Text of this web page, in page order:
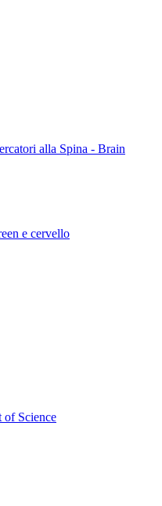
alla Spina - Brain
e cervello
of Science